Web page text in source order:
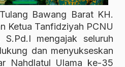
Bawang Barat KH.
Ketua Tanfidziyah PCNU
mengajak seluruh
dan menyukseskan
Nahdlatul Ulama ke-35